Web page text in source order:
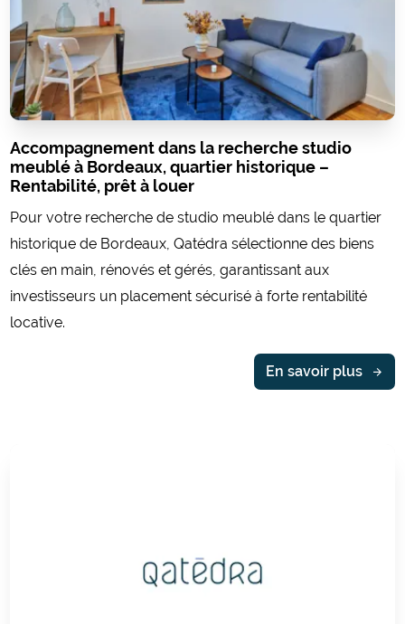
Accompagnement dans la recherche studio
meublé à Bordeaux, quartier historique –
Rentabilité, prêt à louer
Pour votre recherche de studio meublé dans le quartier
historique de Bordeaux, Qatédra sélectionne des biens
clés en main, rénovés et gérés, garantissant aux
investisseurs un placement sécurisé à forte rentabilité
locative.
En savoir plus